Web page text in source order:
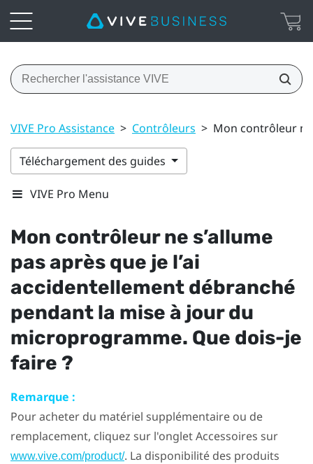
VIVE Pro Assistance > Contrôleurs > Mon contrôleur
Téléchargement des guides
VIVE Pro Menu
Mon contrôleur ne s’allume
pas après que je l’ai
accidentellement débranché
pendant la mise à jour du
microprogramme. Que dois-je
faire ?
Remarque :
Pour acheter du matériel supplémentaire ou de
remplacement, cliquez sur l'onglet Accessoires sur
www.vive.com/product/. La disponibilité des produits